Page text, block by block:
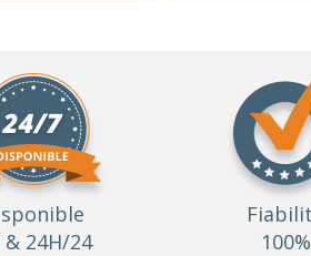
& 24H/24
100%